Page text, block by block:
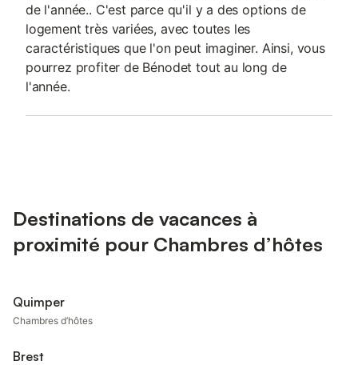
de l'année.. C'est parce qu'il y a des options de
logement très variées, avec toutes les
caractéristiques que l'on peut imaginer. Ainsi, vous
pourrez profiter de Bénodet tout au long de
l'année.
Destinations de vacances à
proximité pour Chambres d’hôtes
Quimper
Chambres d’hôtes
Brest